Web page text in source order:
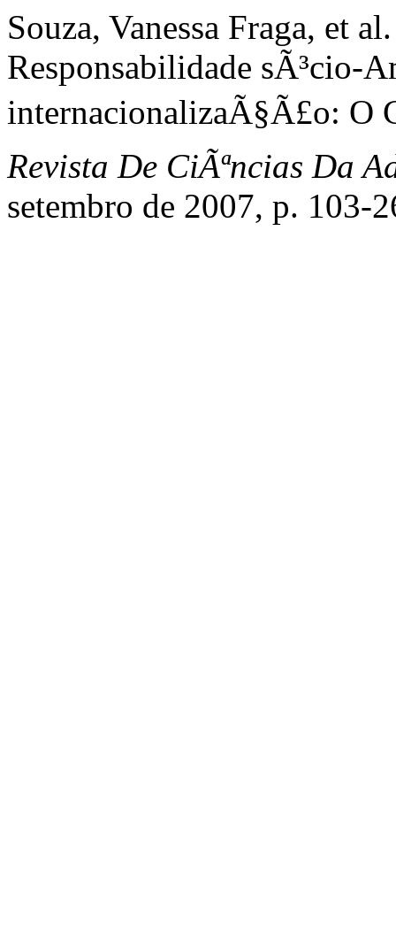
Souza, Vanessa Fraga, et
Responsabilidade sÃ³cio-
internacionalizaÃ§Ã£o: O
Revista De CiÃªncias Da
setembro de 2007, p. 103-